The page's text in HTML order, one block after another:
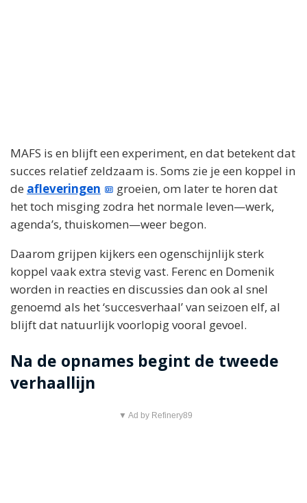
MAFS is en blijft een experiment, en dat betekent dat
succes relatief zeldzaam is. Soms zie je een koppel in
de afleveringen
groeien, om later te horen dat
het toch misging zodra het normale leven—werk,
agenda’s, thuiskomen—weer begon.
Daarom grijpen kijkers een ogenschijnlijk sterk
koppel vaak extra stevig vast. Ferenc en Domenik
worden in reacties en discussies dan ook al snel
genoemd als het ‘succesverhaal’ van seizoen elf, al
blijft dat natuurlijk voorlopig vooral gevoel.
Na de opnames begint de tweede
verhaallijn
▼ Ad by Refinery89